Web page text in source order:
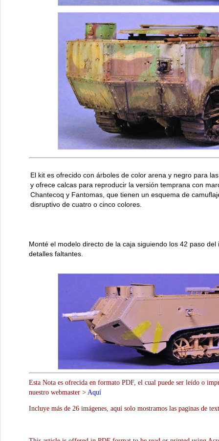
El kit es ofrecido con árboles de color arena y negro para
y ofrece calcas para reproducir la versión temprana con
Chantecoq y Fantomas, que tienen un esquema de
disruptivo de cuatro o cinco colores.
Monté el modelo directo de la caja siguiendo los 42 paso
detalles faltantes.
Esta Nota es ofrecida en formato PDF, el cual puede ser leído o
nuestro webmaster > Aquí
Incluye más de 26 imágenes, aquí solo mostramos las paginas de